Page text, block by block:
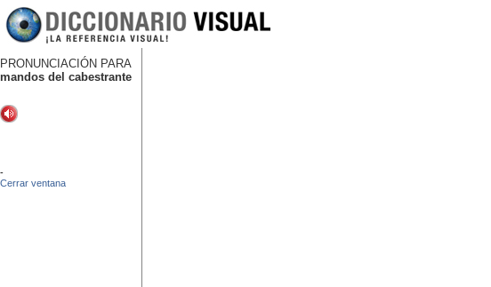
PRONUNCIACIÓN PARA
mandos del cabestrante
-
Cerrar ventana